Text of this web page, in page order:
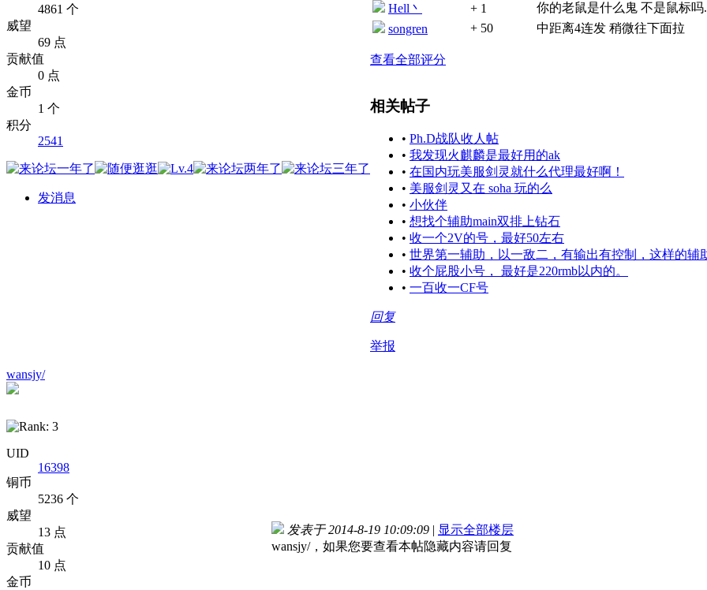
4861 个
威望
69 点
贡献值
0 点
金币
1 个
积分
2541
发消息
Hell丶
+ 1
你的老鼠是什么鬼 不是鼠标吗
songren
+ 50 中距离4连发 稍微往下面拉
查看全部评分
相关帖子
• Ph.D战队收人帖
• 我发现火麒麟是最好用的ak
• 在国内玩美服剑灵就什么代理最好啊！
• 美服剑灵又在 soha 玩的么
• 小伙伴
• 想找个辅助main双排上钻石
• 收一个2V的号，最好50左右
• 世界第一辅助，以一敌二，有输出有控制，这样的辅
• 收个屁股小号， 最好是220rmb以内的。
• 一百收一CF号
回复
举报
wansjy/
UID
16398
铜币
5236 个
威望
13 点
贡献值
10 点
金币
发表于 2014-8-19 10:09:09 | 显示全部楼层
wansjy/，如果您要查看本帖隐藏内容请回复